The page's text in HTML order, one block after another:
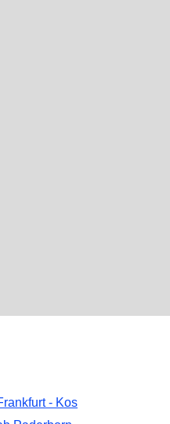
- Kos